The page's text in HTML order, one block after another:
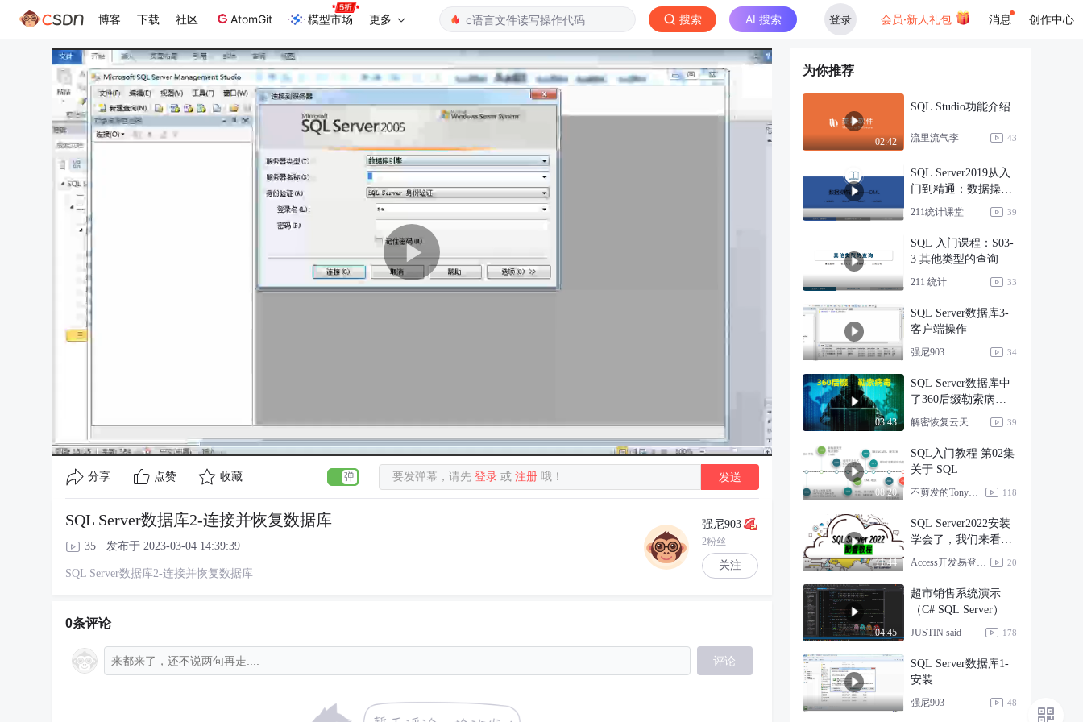
博客 下载 社区 AtomGit 模型市场 更多 搜索 AI 搜索 登录 会员·新人礼包 消息 创作中心
分享 点赞 收藏 要发弹幕，请先登录 或注册 哦！ 发送
SQL Server数据库2-连接并恢复数据库
35 · 发布于 2023-03-04 14:39:39
SQL Server数据库2-连接并恢复数据库
强尼903
2粉丝
关注
0条评论
评论
为你推荐
02:42
SQL Studio功能介绍
流里流气李 43
SQL Server2019从入
门到精通：数据操作
语言DML
211统计课堂 39
SQL 入门课程：S03-
3 其他类型的查询
211 统计 33
SQL Server数据库3-
客户端操作
强尼903 34
03:43
SQL Server数据库中
了360后缀勒索病毒
怎么办？
解密恢复云天 39
08:20
SQL入门教程 第02集
关于 SQL
不剪发的Tony老师 118
11:44
SQL Server2022安装
学会了，我们来看看
如何配置
Access开发易登软件 20
04:45
超市销售系统演示
（C# SQL Server）
JUSTIN said 178
SQL Server数据库1-
安装
强尼903 48